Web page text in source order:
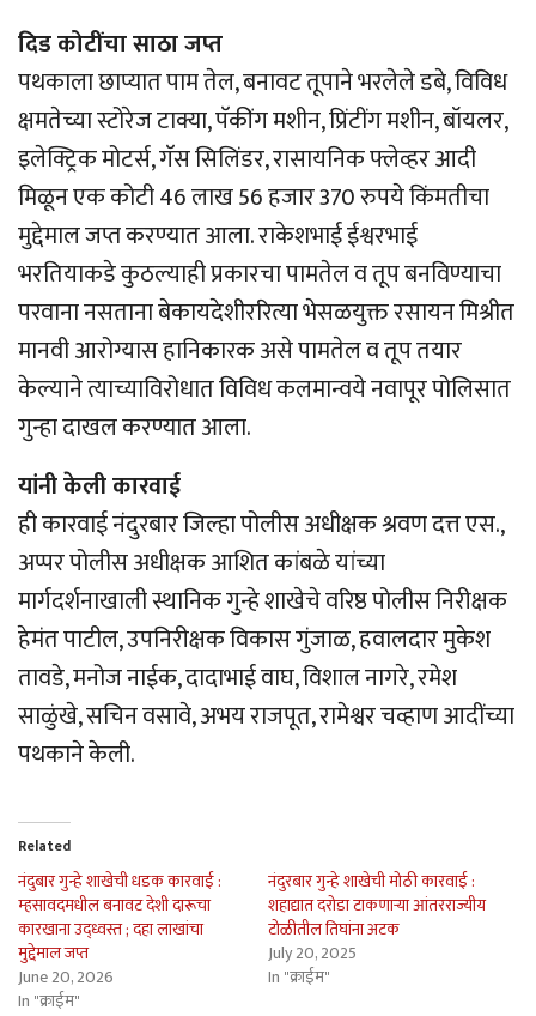
दिड कोटींचा साठा जप्त
पथकाला छाप्यात पाम तेल, बनावट तूपाने भरलेले डबे, विविध
क्षमतेच्या स्टोरेज टाक्या, पॅकींग मशीन, प्रिंटींग मशीन, बॉयलर,
इलेक्ट्रिक मोटर्स, गॅस सिलिंडर, रासायनिक फ्लेव्हर आदी
मिळून एक कोटी 46 लाख 56 हजार 370 रुपये किंमतीचा
मुद्देमाल जप्त करण्यात आला. राकेशभाई ईश्वरभाई
भरतियाकडे कुठल्याही प्रकारचा पामतेल व तूप बनविण्याचा
परवाना नसताना बेकायदेशीररित्या भेसळयुक्त रसायन मिश्रीत
मानवी आरोग्यास हानिकारक असे पामतेल व तूप तयार
केल्याने त्याच्याविरोधात विविध कलमान्वये नवापूर पोलिसात
गुन्हा दाखल करण्यात आला.
यांनी केली कारवाई
ही कारवाई नंदुरबार जिल्हा पोलीस अधीक्षक श्रवण दत्त एस.,
अप्पर पोलीस अधीक्षक आशित कांबळे यांच्या
मार्गदर्शनाखाली स्थानिक गुन्हे शाखेचे वरिष्ठ पोलीस निरीक्षक
हेमंत पाटील, उपनिरीक्षक विकास गुंजाळ, हवालदार मुकेश
तावडे, मनोज नाईक, दादाभाई वाघ, विशाल नागरे, रमेश
साळुंखे, सचिन वसावे, अभय राजपूत, रामेश्वर चव्हाण आदींच्या
पथकाने केली.
Related
नंदुबार गुन्हे शाखेची धडक कारवाई :
म्हसावदमधील बनावट देशी दारूचा
कारखाना उद्ध्वस्त ; दहा लाखांचा
मुद्देमाल जप्त
June 20, 2026
In "क्राईम"
नंदुरबार गुन्हे शाखेची मोठी कारवाई :
शहाद्यात दरोडा टाकणार्‍या आंतरराज्यीय
टोळीतील तिघांना अटक
July 20, 2025
In "क्राईम"